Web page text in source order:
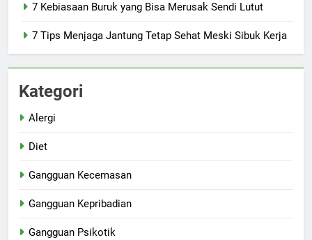
7 Kebiasaan Buruk yang Bisa Merusak Sendi Lutut
7 Tips Menjaga Jantung Tetap Sehat Meski Sibuk Kerja
Kategori
Alergi
Diet
Gangguan Kecemasan
Gangguan Kepribadian
Gangguan Psikotik